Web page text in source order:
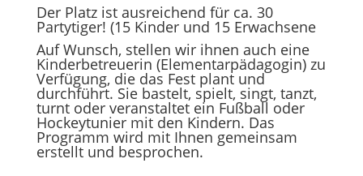
Der Platz ist ausreichend für ca. 30
Partytiger! (15 Kinder und 15 Erwachsene
Auf Wunsch, stellen wir ihnen auch eine
Kinderbetreuerin (Elementarpädagogin) zu
Verfügung, die das Fest plant und
durchführt. Sie bastelt, spielt, singt, tanzt,
turnt oder veranstaltet ein Fußball oder
Hockeytunier mit den Kindern. Das
Programm wird mit Ihnen gemeinsam
erstellt und besprochen.